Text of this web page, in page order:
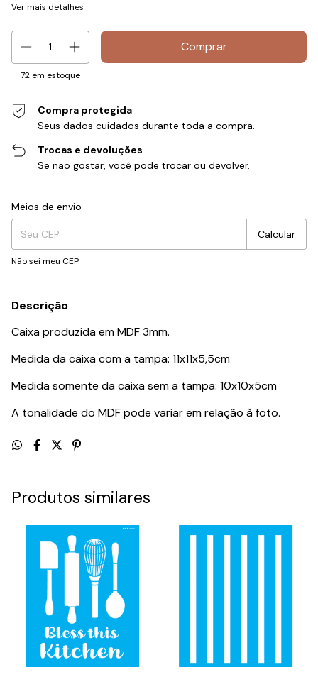
Ver mais detalhes
72 em estoque
Compra protegida
Seus dados cuidados durante toda a compra.
Trocas e devoluções
Se não gostar, você pode trocar ou devolver.
Entregas para o CEP:
Meios de envio
Calcular
Não sei meu CEP
Descrição
Caixa produzida em MDF 3mm.
Medida da caixa com a tampa: 11x11x5,5cm
Medida somente da caixa sem a tampa: 10x10x5cm
A tonalidade do MDF pode variar em relação à foto.
Produtos similares